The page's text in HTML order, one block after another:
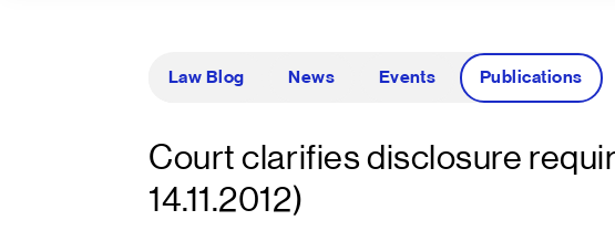
Law Blog News Events Publications
Court clarifies disclosure
14.11.2012)